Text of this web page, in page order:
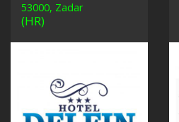
53000, Zadar
(HR)